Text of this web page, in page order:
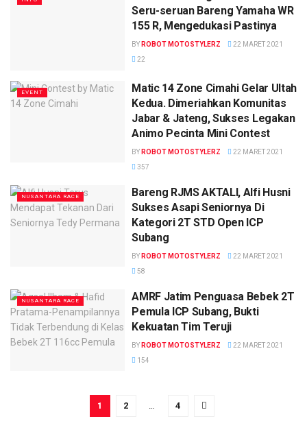
Seru-seruan Bareng Yamaha WR
155 R, Mengedukasi Pastinya
BY ROBOT MOTOSTYLERZ
22 MARET 2021
22
EVENT
Matic 14 Zone Cimahi Gelar Ultah
Kedua. Dimeriahkan Komunitas
Jabar & Jateng, Sukses Legakan
Animo Pecinta Mini Contest
BY ROBOT MOTOSTYLERZ
22 MARET 2021
357
NUSANTARA RACE
Bareng RJMS AKTALI, Alfi Husni
Sukses Asapi Seniornya Di
Kategori 2T STD Open ICP
Subang
BY ROBOT MOTOSTYLERZ
22 MARET 2021
58
NUSANTARA RACE
AMRF Jatim Penguasa Bebek 2T
Pemula ICP Subang, Bukti
Kekuatan Tim Teruji
BY ROBOT MOTOSTYLERZ
22 MARET 2021
154
1 2 … 4